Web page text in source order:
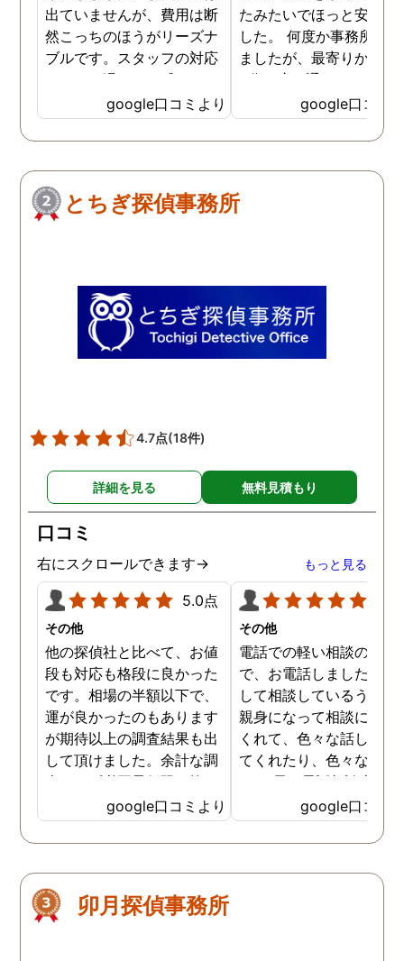
出ていませんが、費用は断
然こっちのほうがリーズナ
ブルです。スタッフの対応
なんかも温かみを感じま
す。はじめからこちらにす
ればよかったです😢 …
google口コミより
たみたいでほっと安心し
した。 何度か事務所に
ましたが、最寄りから徒
3分程度で通いやすかっ
google口コミ
とちぎ探偵事務所
4.7点(18件)
詳細を見る 無料見積もり
口コミ
右にスクロールできます→ もっと見る
5.0点
その他
他の探偵社と比べて、お値
段も対応も格段に良かった
です。相場の半額以下で、
運が良かったのもあります
が期待以上の調査結果も出
して頂けました。余計な調
査はせず必要最低限に抑え
てもらえ、変な追加料金も
ない、LINEや電話でまめに
新着情報を報告してくれる
思いの良心的な仕事ぶり
で、信頼できる会社です。
google口コミより
その他
電話での軽い相談のつも
で、お電話しましたが！
して相談しているうちに
親身になって相談にのっ
くれて、色々な話しを聞
てくれたり、色々なアド
イス 長い電話相談本当
りがとうございました。
偵をお願いするなら、こ
探偵事務所だなと本当に
google口コミ
卯月探偵事務所